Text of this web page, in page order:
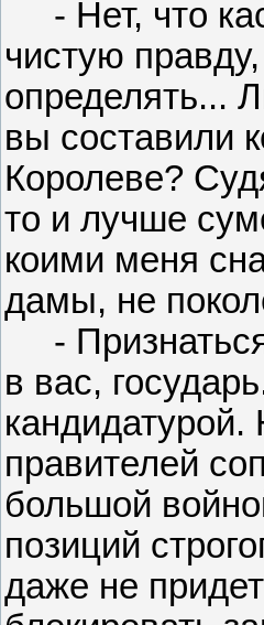
- Нет, что
чистую
определять...
вы составили
Королеве?
то и лучше
коими меня
дамы, не
-
в вас,
кандидатурой.
правителей
большой
позиций
даже не